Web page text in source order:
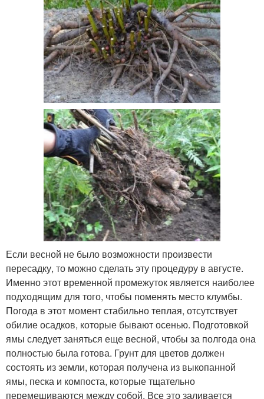
Если весной не было возможности произвести
пересадку, то можно сделать эту процедуру в августе.
Именно этот временной промежуток является наиболее
подходящим для того, чтобы поменять место клумбы.
Погода в этот момент стабильно теплая, отсутствует
обилие осадков, которые бывают осенью. Подготовкой
ямы следует заняться еще весной, чтобы за полгода она
полностью была готова. Грунт для цветов должен
состоять из земли, которая получена из выкопанной
ямы, песка и компоста, которые тщательно
перемешиваются между собой. Все это заливается